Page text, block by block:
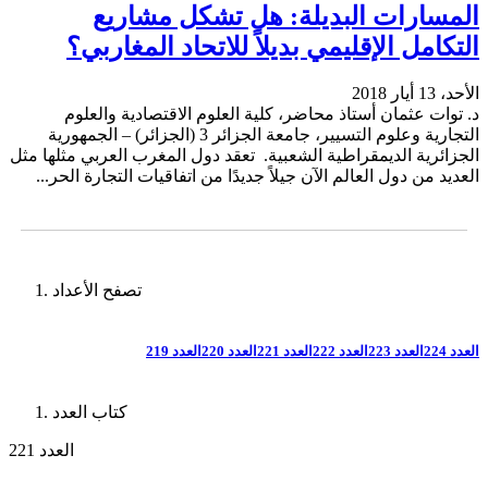
المسارات البديلة: هل تشكل مشاريع
التكامل الإقليمي بديلاً للاتحاد المغاربي؟
الأحد، 13 أيار 2018
د. توات عثمان أستاذ محاضر، كلية العلوم الاقتصادية والعلوم
التجارية وعلوم التسيير، جامعة الجزائر 3 (الجزائر) – الجمهورية
الجزائرية الديمقراطية الشعبية. تعقد دول المغرب العربي مثلها مثل
العديد من دول العالم الآن جيلاً جديدًا من اتفاقيات التجارة الحر...
تصفح الأعداد
العدد 224 العدد 223 العدد 222 العدد 221 العدد 220 العدد 219
كتاب العدد
العدد 221